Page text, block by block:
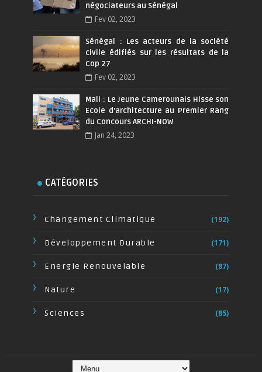
négociateurs au Sénégal
Fev 02, 2023
Sénégal : Les acteurs de la société
civile édifiés sur les résultats de la
Cop 27
Fev 02, 2023
Mali : Le Jeune Camerounais Hisse son
Ecole d’architecture au Premier Rang
du Concours ARCHI-NOW
Jan 24, 2023
CATÉGORIES
Changement Climatique (192)
Développement Durable (171)
Energie Renouvelable (87)
Nature (17)
Sciences (85)